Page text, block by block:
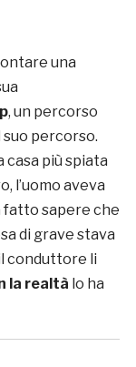
una
, un percorso
percorso.
casa più spiata
l’uomo aveva
fatto sapere che
di grave stava
conduttore li
la realtà lo ha